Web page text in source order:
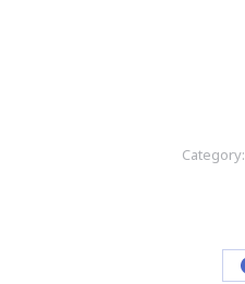
Category: